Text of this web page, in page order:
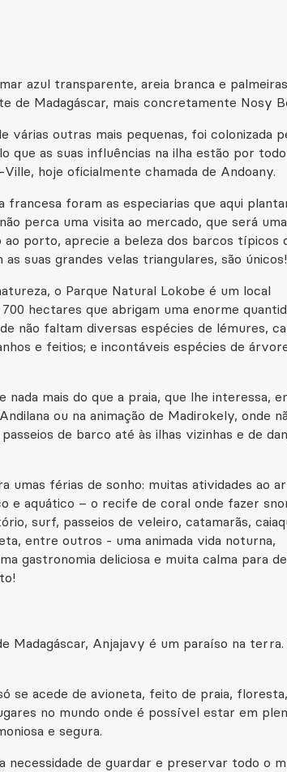
azul transparente, areia branca e
de Madagáscar, mais concretamente Nosy
várias outras mais pequenas, foi colonizada
que as suas influências na ilha estão por
hoje oficialmente chamada de Andoany.
francesa foram as especiarias que aqui
perca uma visita ao mercado, que será
ao porto, aprecie a beleza dos barcos típicos
suas grandes velas triangulares, são únicos!
o Parque Natural Lokobe é um local
hectares que abrigam uma enorme
não faltam diversas espécies de lémures,
e feitios; e incontáveis espécies de
nada mais do que a praia, que lhe interessa,
ou na animação de Madirokely, onde
de barco até às ilhas vizinhas e de
umas férias de sonho: muitas atividades ao
e aquático – o recife de coral onde fazer
surf, passeios de veleiro, catamarãs,
entre outros - uma animada vida noturna,
gastronomia deliciosa e muita calma para
Madagáscar, Anjajavy é um paraíso na terra.
se acede de avioneta, feito de praia,
no mundo onde é possível estar em
e segura.
necessidade de guardar e preservar todo o